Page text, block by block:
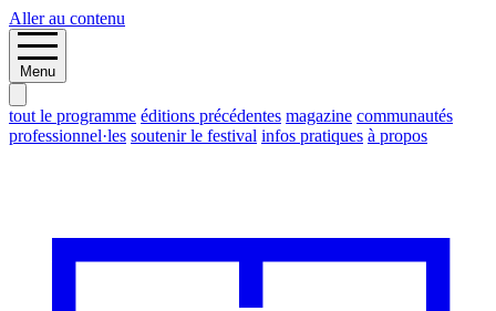
Aller au contenu
Menu
tout le programme éditions précédentes magazine communautés
professionnel·les soutenir le festival infos pratiques à propos